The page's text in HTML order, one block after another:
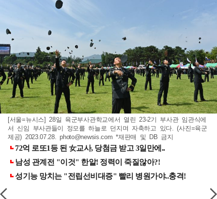
[서울=뉴시스] 28일 육군부사관학교에서 열린 23-2기 부사관 임관식에
서 신임 부사관들이 정모를 하늘로 던지며 자축하고 있다. (사진=육군
제공) 2023.07.28.photo@newsis.com *재판매 및 DB 금지